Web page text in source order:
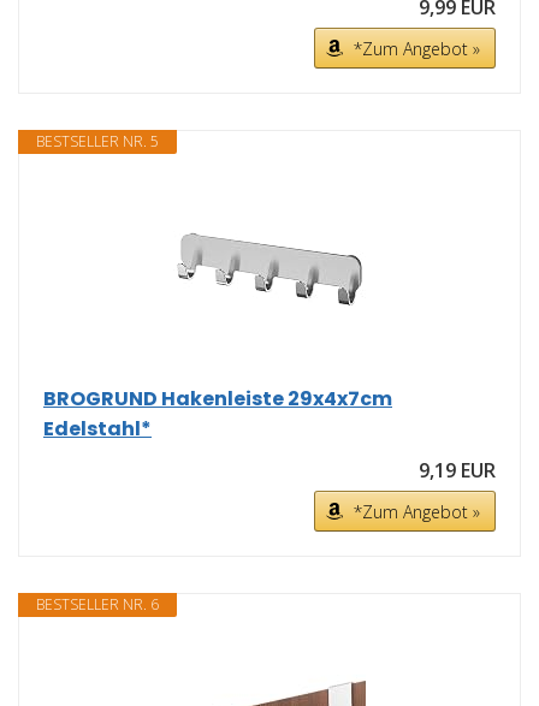
9,99 EUR
*Zum Angebot »
BESTSELLER NR. 5
BROGRUND Hakenleiste 29x4x7cm
Edelstahl*
9,19 EUR
*Zum Angebot »
BESTSELLER NR. 6